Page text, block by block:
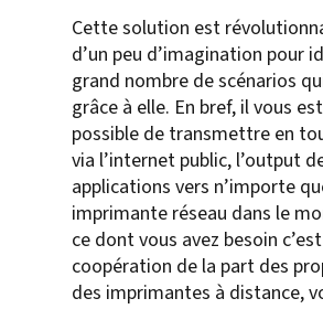
Cette solution est
d’un peu d’imagination pour
grand nombre de scénarios
grâce à elle. En bref, il vous
possible de transmettre en
via l’internet public, l’output
applications vers n’importe
imprimante réseau dans le
ce dont vous avez besoin
coopération de la part des
des imprimantes à distance,